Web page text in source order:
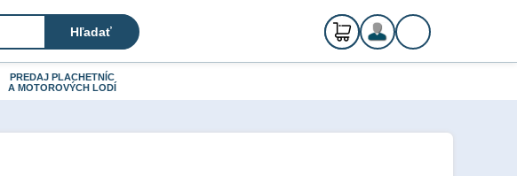
0ks
€ 0,00
Registrácia
Prihlásenie
PREDAJ PLACHETNÍC
A MOTOROVÝCH LODÍ